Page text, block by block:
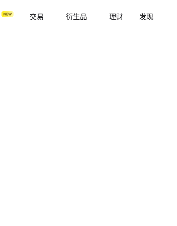
交易 衍生品 理财 发现